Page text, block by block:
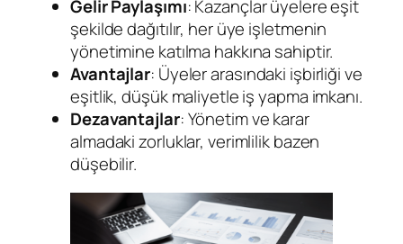
Gelir Paylaşımı: Kazançlar üyelere eşit
şekilde dağıtılır, her üye işletmenin
yönetimine katılma hakkına sahiptir.
Avantajlar: Üyeler arasındaki işbirliği ve
eşitlik, düşük maliyetle iş yapma imkanı.
Dezavantajlar: Yönetim ve karar
almadaki zorluklar, verimlilik bazen
düşebilir.